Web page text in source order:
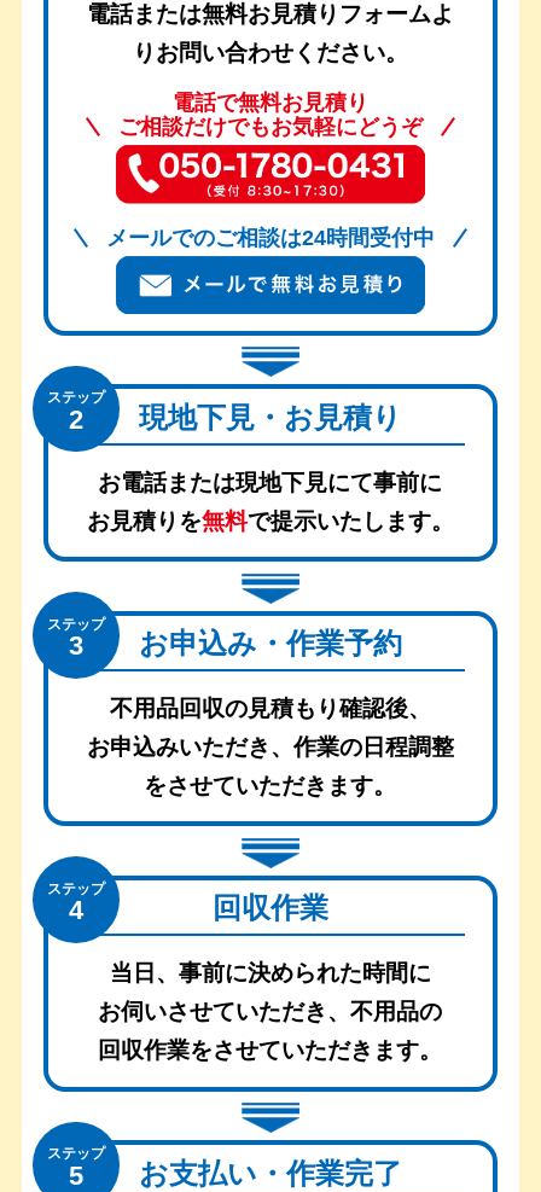
電話または無料お見積りフォームよ
りお問い合わせください。
電話で無料お見積り
ご相談だけでもお気軽にどうぞ
メールでのご相談は24時間受付中
ステップ
2 現地下見・お見積り
お電話または現地下見にて事前に
お見積りを無料で提示いたします。
ステップ
3 お申込み・作業予約
不用品回収の見積もり確認後、
お申込みいただき、作業の日程調整
をさせていただきます。
ステップ
4 回収作業
当日、事前に決められた時間に
お伺いさせていただき、不用品の
回収作業をさせていただきます。
ステップ
5 お支払い・作業完了